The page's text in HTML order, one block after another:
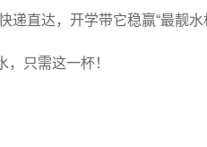
直达，开学带它稳赢“最靓水
只需这一杯！